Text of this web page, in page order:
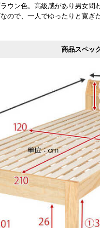
ウン色。高級感があり男女問
ので、一人でゆったりと寛ぎ
商品スペッ